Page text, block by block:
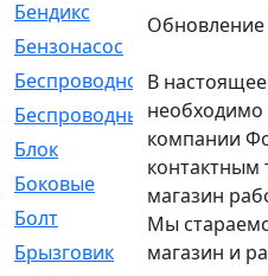
Бендикс
Бензонасос
Беспроводное
[2]
Беспроводные
[1]
Блок
[81]
Боковые
Болт
[247]
Брызговик
[77]
В
необходимо
компании
контактным
магазин
Мы
магазин и